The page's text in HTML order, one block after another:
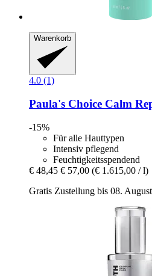
Warenkorb
4.0 (1)
Paula's Choice Calm
-15%
Für alle Hauttypen
Intensiv pflegend
Feuchtigkeitsspendend
€ 48,45 € 57,00 (€ 1.615,00 / l)
Gratis Zustellung bis 08. August